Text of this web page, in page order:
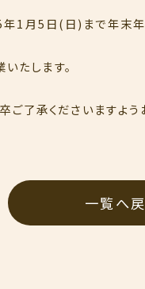
月5日(日)まで年末年
たします。
ご了承くださいますよう
一覧へ